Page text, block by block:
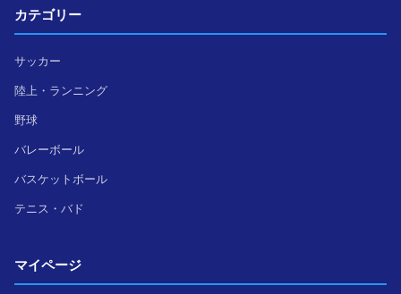
カテゴリー
サッカー
陸上・ランニング
野球
バレーボール
バスケットボール
テニス・バド
マイページ